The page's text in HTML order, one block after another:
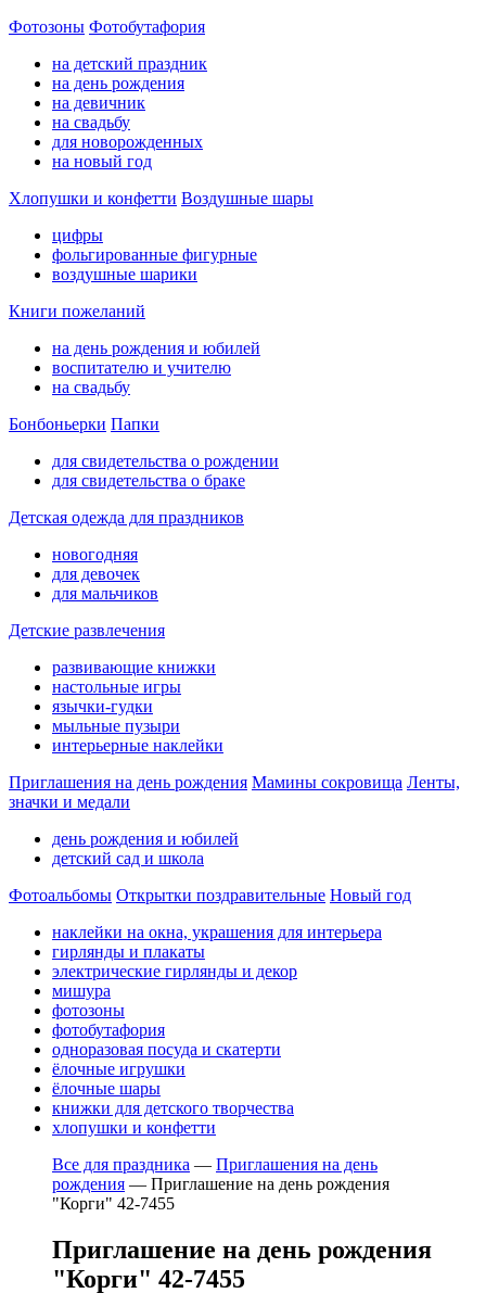
Фотозоны Фотобутафория
на детский праздник
на день рождения
на девичник
на свадьбу
для новорожденных
на новый год
Хлопушки и конфетти Воздушные шары
цифры
фольгированные фигурные
воздушные шарики
Книги пожеланий
на день рождения и юбилей
воспитателю и учителю
на свадьбу
Бонбоньерки Папки
для свидетельства о рождении
для свидетельства о браке
Детская одежда для праздников
новогодняя
для девочек
для мальчиков
Детские развлечения
развивающие книжки
настольные игры
язычки-гудки
мыльные пузыри
интерьерные наклейки
Приглашения на день рождения Мамины сокровища Ленты,
значки и медали
день рождения и юбилей
детский сад и школа
Фотоальбомы Открытки поздравительные Новый год
наклейки на окна, украшения для интерьера
гирлянды и плакаты
электрические гирлянды и декор
мишура
фотозоны
фотобутафория
одноразовая посуда и скатерти
ёлочные игрушки
ёлочные шары
книжки для детского творчества
хлопушки и конфетти
Все для праздника — Приглашения на день
рождения — Приглашение на день рождения
"Корги" 42-7455
Приглашение на день рождения
"Корги" 42-7455